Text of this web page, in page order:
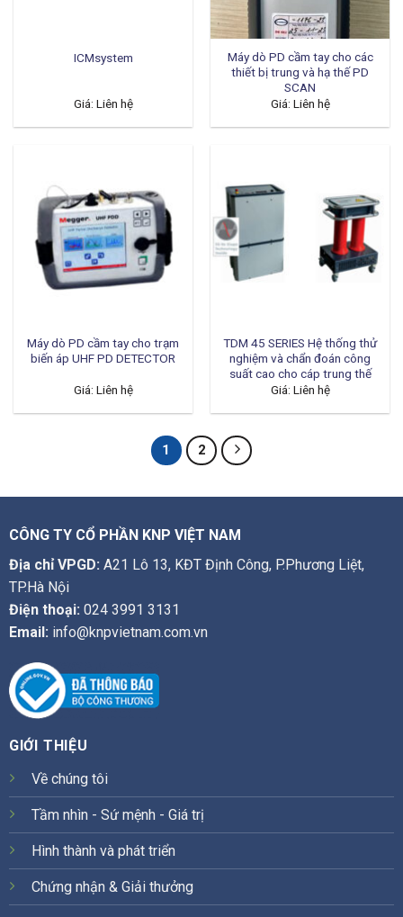
ICMsystem
Giá: Liên hệ
Máy dò PD cầm tay cho các
thiết bị trung và hạ thế PD
SCAN
Giá: Liên hệ
Máy dò PD cầm tay cho trạm
biến áp UHF PD DETECTOR
Giá: Liên hệ
TDM 45 SERIES Hệ thống thử
nghiệm và chẩn đoán công
suất cao cho cáp trung thế
Giá: Liên hệ
1 2
CÔNG TY CỔ PHẦN KNP VIỆT NAM
Địa chỉ VPGD: A21 Lô 13, KĐT Định Công, P.Phương Liệt,
TP.Hà Nội
Điện thoại: 024 3991 3131
Email: info@knpvietnam.com.vn
GIỚI THIỆU
Về chúng tôi
Tầm nhìn - Sứ mệnh - Giá trị
Hình thành và phát triển
Chứng nhận & Giải thưởng